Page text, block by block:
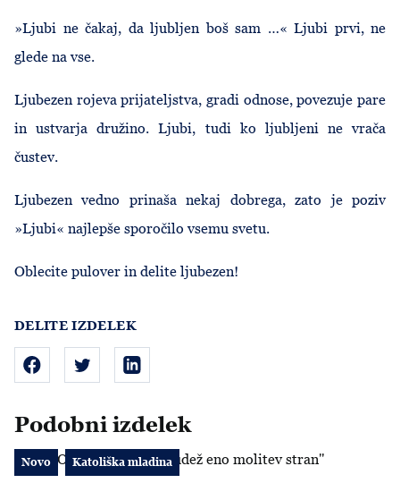
DELITE IZDELEK
»Ljubi ne čakaj, da ljubljen boš sam …« Ljubi prvi, ne
glede na vse.
Ljubezen rojeva prijateljstva, gradi odnose, povezuje pare
in ustvarja družino. Ljubi, tudi ko ljubljeni ne vrača
čustev.
Ljubezen vedno prinaša nekaj dobrega, zato je poziv
»Ljubi« najlepše sporočilo vsemu svetu.
Oblecite pulover in delite ljubezen!
Podobni izdelek
Novo Katoliška mladina
PULOVER "Včasih je čudež eno molitev stran"